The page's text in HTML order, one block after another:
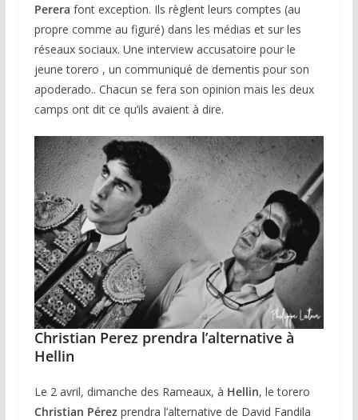
Perera font exception. Ils règlent leurs comptes (au
propre comme au figuré) dans les médias et sur les
réseaux sociaux. Une interview accusatoire pour le
jeune torero , un communiqué de dementis pour son
apoderado.. Chacun se fera son opinion mais les deux
camps ont dit ce qu’ils avaient à dire.
Christian Perez prendra l’alternative à
Hellin
Le 2 avril, dimanche des Rameaux, à Hellin, le torero
Christian Pérez prendra l’alternative de David Fandila